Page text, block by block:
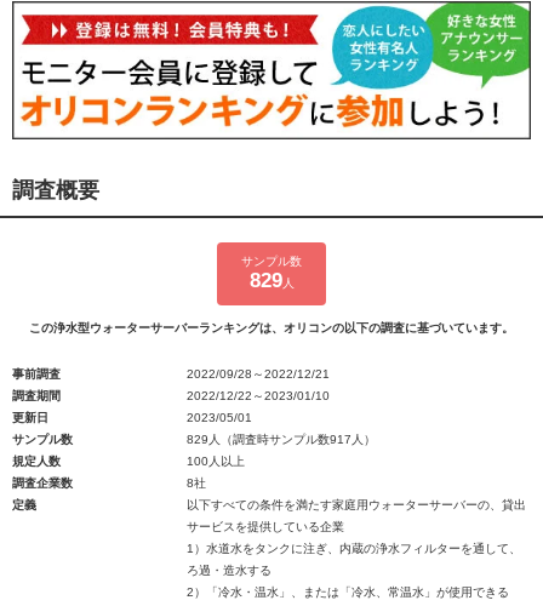
調査概要
サンプル数
829人
この浄水型ウォーターサーバーランキングは、オリコンの以下の調査に基づいています。
事前調査
2022/09/28～2022/12/21
調査期間
2022/12/22～2023/01/10
更新日
2023/05/01
サンプル数
829人（調査時サンプル数917人）
規定人数
100人以上
調査企業数
8社
定義
以下すべての条件を満たす家庭用ウォーターサーバーの、貸出
サービスを提供している企業
1）水道水をタンクに注ぎ、内蔵の浄水フィルターを通して、
ろ過・造水する
2）「冷水・温水」、または「冷水、常温水」が使用できる